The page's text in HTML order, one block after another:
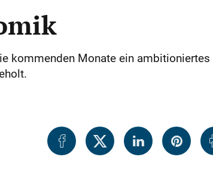
kommenden Monate ein